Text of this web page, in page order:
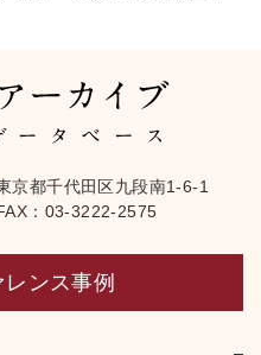
京都千代田区九段南1-6-1
：03-3222-2575
ンス事例